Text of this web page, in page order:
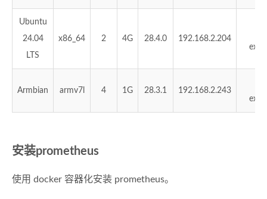
Ubuntu
24.04
LTS
x86_64 2 4G 28.4.0 192.168.2.204
Armbian armv7l 4 1G 28.3.1 192.168.2.243
安装prometheus
使用 docker 容器化安装 prometheus。